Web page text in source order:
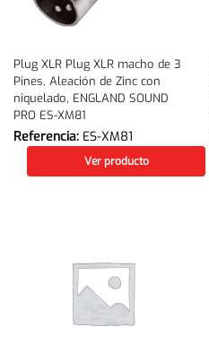
Plug XLR Plug XLR macho de 3
Pines, Aleación de Zinc con
niquelado, ENGLAND SOUND
PRO ES-XM81
Referencia: ES-XM81
Ver producto